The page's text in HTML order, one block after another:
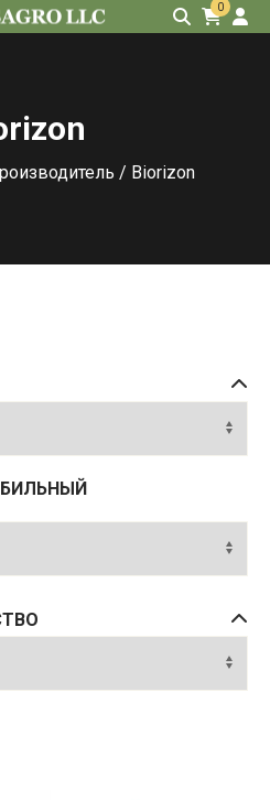
0
/ Biorizon